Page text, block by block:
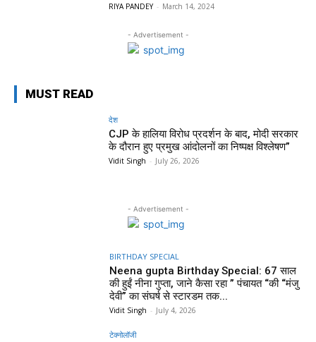
RIYA PANDEY - March 14, 2024
- Advertisement -
MUST READ
देश
CJP के हालिया विरोध प्रदर्शन के बाद, मोदी सरकार
के दौरान हुए प्रमुख आंदोलनों का निष्पक्ष विश्लेषण”
Vidit Singh - July 26, 2026
- Advertisement -
BIRTHDAY SPECIAL
Neena gupta Birthday Special: 67 साल
की हुईं नीना गुप्ता, जाने कैसा रहा ” पंचायत “की “मंजु
देवी” का संघर्ष से स्टारडम तक...
Vidit Singh - July 4, 2026
टेक्नोलॉजी